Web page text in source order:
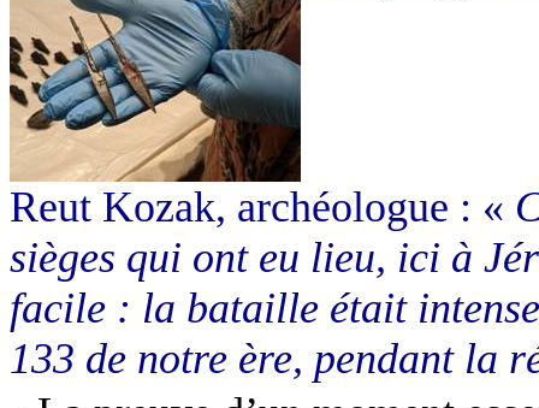
Reut Kozak, archéologue : «
sièges qui ont eu lieu, ici à
facile : la bataille était
133 de notre ère, pendant la